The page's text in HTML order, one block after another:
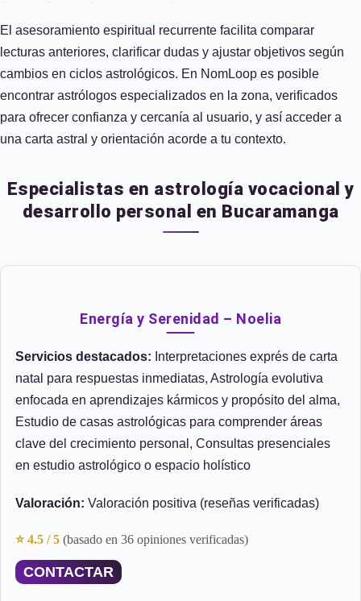
El asesoramiento espiritual recurrente facilita comparar
lecturas anteriores, clarificar dudas y ajustar objetivos según
cambios en ciclos astrológicos. En NomLoop es posible
encontrar astrólogos especializados en la zona, verificados
para ofrecer confianza y cercanía al usuario, y así acceder a
una carta astral y orientación acorde a tu contexto.
Especialistas en astrología vocacional y
desarrollo personal en Bucaramanga
Energía y Serenidad – Noelia
Servicios destacados: Interpretaciones exprés de carta
natal para respuestas inmediatas, Astrología evolutiva
enfocada en aprendizajes kármicos y propósito del alma,
Estudio de casas astrológicas para comprender áreas
clave del crecimiento personal, Consultas presenciales
en estudio astrológico o espacio holístico
Valoración: Valoración positiva (reseñas verificadas)
⭐ 4.5 / 5 (basado en 36 opiniones verificadas)
CONTACTAR